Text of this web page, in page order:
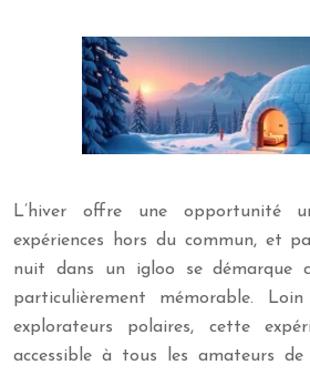
L’hiver offre une opportunité
expériences hors du commun, et
nuit dans un igloo se démarque
particulièrement mémorable.
explorateurs polaires, cette
accessible à tous les amateurs